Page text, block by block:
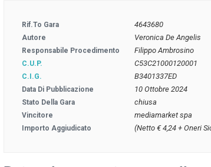
Rif.to Gara 4643680
Autore Veronica De Angelis
Responsabile Procedimento Filippo Ambrosino
C.U.P. C53C21000120001
C.I.G. B3401337ED
Data Di Pubblicazione 10 Ottobre 2024
Stato Della Gara chiusa
Vincitore mediamarket spa
Importo Aggiudicato (Netto € 4,24 + Oneri